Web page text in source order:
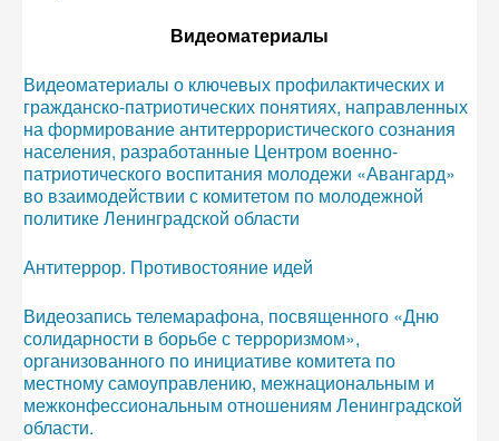
Видеоматериалы
Видеоматериалы о ключевых профилактических и
гражданско-патриотических понятиях, направленных
на формирование антитеррористического сознания
населения, разработанные Центром военно-
патриотического воспитания молодежи «Авангард»
во взаимодействии с комитетом по молодежной
политике Ленинградской области
Антитеррор. Противостояние идей
Видеозапись телемарафона, посвященного «Дню
солидарности в борьбе с терроризмом»,
организованного по инициативе комитета по
местному самоуправлению, межнациональным и
межконфессиональным отношениям Ленинградской
области.